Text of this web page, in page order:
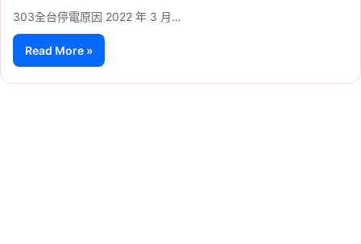
303全台停電原因 2022 年 3 月…
Read More »